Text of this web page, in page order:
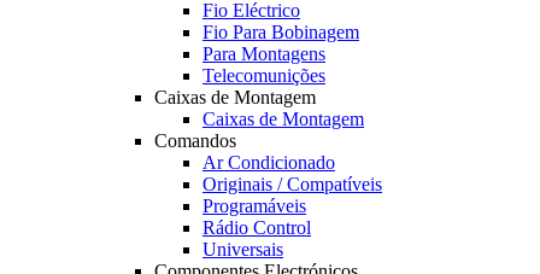
Fio Eléctrico
Fio Para Bobinagem
Para Montagens
Telecomunições
Caixas de Montagem
Caixas de Montagem
Comandos
Ar Condicionado
Originais / Compatíveis
Programáveis
Rádio Control
Universais